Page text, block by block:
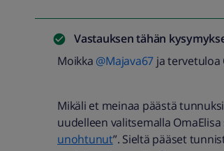
Vastauksen tähän
Moikka @Majava67 ja tervetuloa
Mikäli et meinaa päästä
uudelleen valitsemalla OmaElisa
unohtunut”. Sieltä pääset